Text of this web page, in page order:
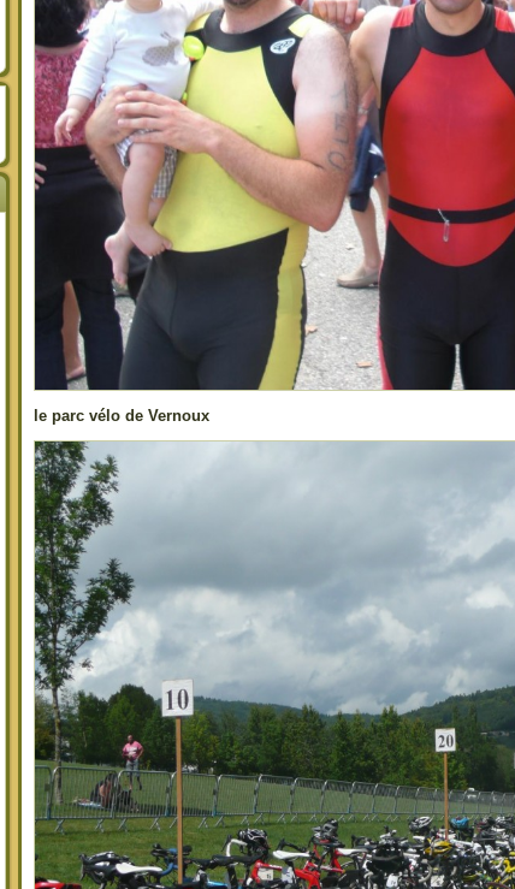
le parc vélo de Vernoux